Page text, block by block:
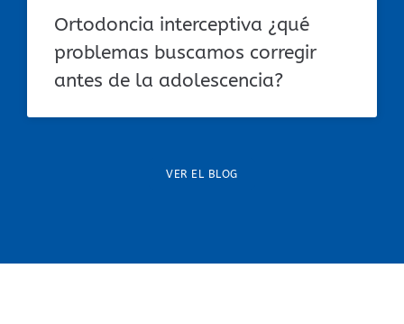
Ortodoncia interceptiva ¿qué
problemas buscamos corregir
antes de la adolescencia?
VER EL BLOG